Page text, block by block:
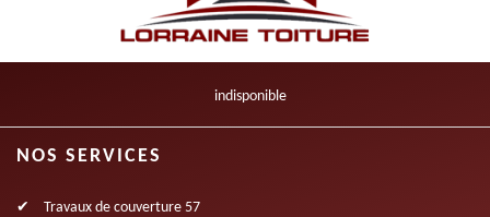
indisponible
NOS SERVICES
Travaux de couverture 57